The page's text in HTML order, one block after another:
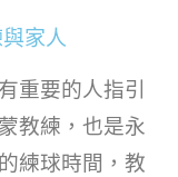
家人
重要的人指引
教練，也是永
練球時間，教